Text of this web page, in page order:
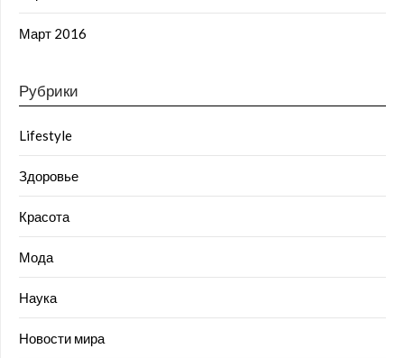
Март 2016
Рубрики
Lifestyle
Здоровье
Красота
Мода
Наука
Новости мира